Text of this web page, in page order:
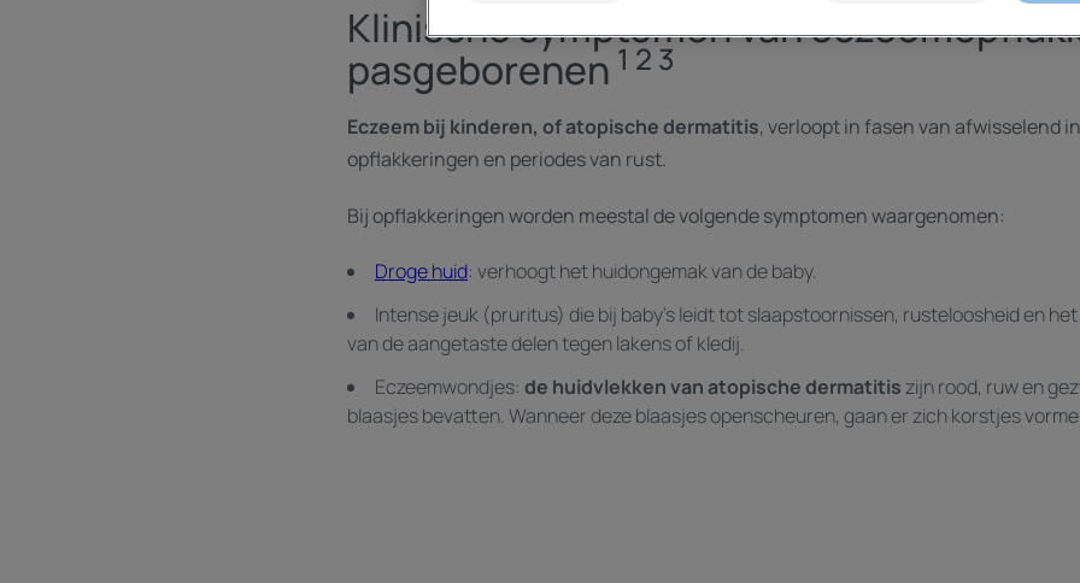
Klinische symptomen van
pasgeborenen 1 2 3
Eczeem bij kinderen, of atopische dermatitis, verloopt in fasen van afwisselend
opflakkeringen en periodes van rust.
Bij opflakkeringen worden meestal de volgende symptomen waargenomen:
Droge huid: verhoogt het huidongemak van de baby.
Intense jeuk (pruritus) die bij baby's leidt tot slaapstoornissen, rusteloosheid en
van de aangetaste delen tegen lakens of kledij.
Eczeemwondjes: de huidvlekken van atopische dermatitiszijn rood, ruw en
blaasjes bevatten. Wanneer deze blaasjes openscheuren, gaan er zich korstjes